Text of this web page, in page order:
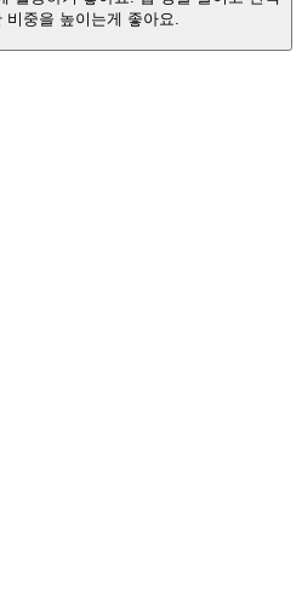
비중을 높이는게 좋아요.